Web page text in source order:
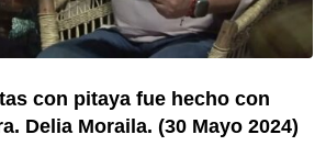
con pitaya fue hecho con
Delia Moraila. (30 Mayo 2024)